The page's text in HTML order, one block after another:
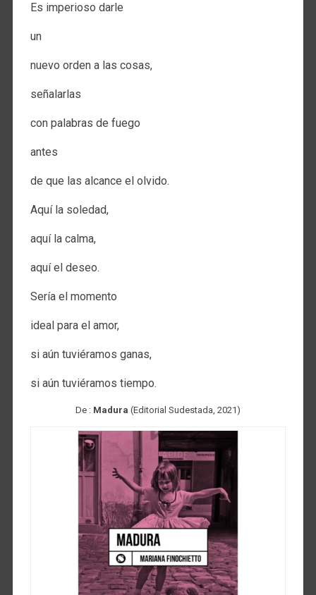
Es imperioso darle
un
nuevo orden a las cosas,
señalarlas
con palabras de fuego
antes
de que las alcance el olvido.
Aquí la soledad,
aquí la calma,
aquí el deseo.
Sería el momento
ideal para el amor,
si aún tuviéramos ganas,
si aún tuviéramos tiempo.
De : Madura (Editorial Sudestada, 2021)